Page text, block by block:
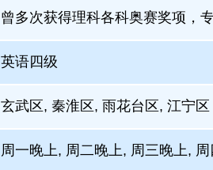
曾多次获得理科各科奥赛奖项，
英语四级
玄武区, 秦淮区, 雨花台区, 江宁区
周一晚上, 周二晚上, 周三晚上,